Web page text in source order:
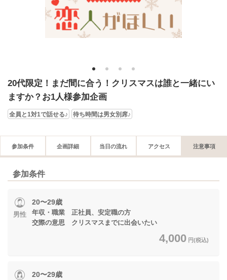
1 2 3 4
20代限定！まだ間に合う！クリスマスは誰と一緒にい
ますか？お1人様参加企画
全員と1対1で話せる♪ 待ち時間は男女別席♪
参加条件 企画詳細 当日の流れ アクセス 注意事項
参加条件
男性
20〜29歳
年収・職業 正社員、安定職の方
交際の意思 クリスマスまでに出会いたい
4,000 円(税込)
20〜29歳